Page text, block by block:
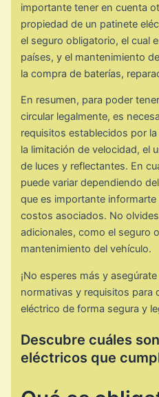
importante tener en cuenta
propiedad de un patinete
el seguro obligatorio, el cual
países, y el mantenimiento
la compra de baterías,
En resumen, para poder
circular legalmente, es
requisitos establecidos por
la limitación de velocidad, el
de luces y reflectantes. En
puede variar dependiendo
que es importante
costos asociados. No
adicionales, como el seguro
mantenimiento del vehículo.
¡No esperes más y
normativas y requisitos para
eléctrico de forma segura y
Descubre cuáles
eléctricos que